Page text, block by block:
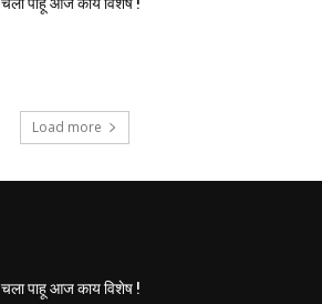
Load more
चला पाहू आज काय विशेष !